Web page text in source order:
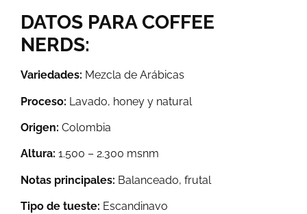
DATOS PARA COFFEE
NERDS:
Variedades: Mezcla de Arábicas
Proceso: Lavado, honey y natural
Origen: Colombia
Altura: 1.500 – 2.300 msnm
Notas principales: Balanceado, frutal
Tipo de tueste: Escandinavo